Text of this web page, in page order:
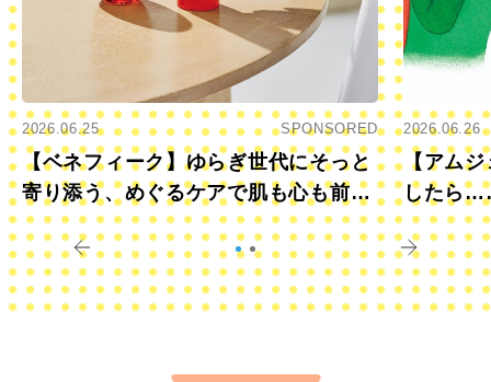
2026.06.25 SPONSORED
【ベネフィーク】ゆらぎ世代にそっと
寄り添う、めぐるケアで肌も心も前向
きに
2026.06.26
【アムジ
したら
すか？